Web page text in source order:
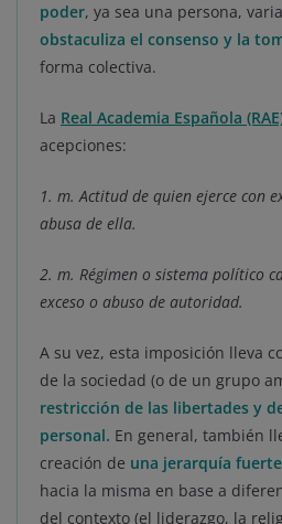
poder, ya sea una persona,
obstaculiza el consenso y la
forma colectiva.
La Real Academia Española
acepciones:
1. m. Actitud de quien ejerce con
abusa de ella.
2. m. Régimen o sistema político
exceso o abuso de autoridad.
A su vez, esta imposición lleva
de la sociedad (o de un grupo
restricción de las libertades y
personal. En general, también
creación de una jerarquía fuerte
hacia la misma en base a
del contexto (el liderazgo, la